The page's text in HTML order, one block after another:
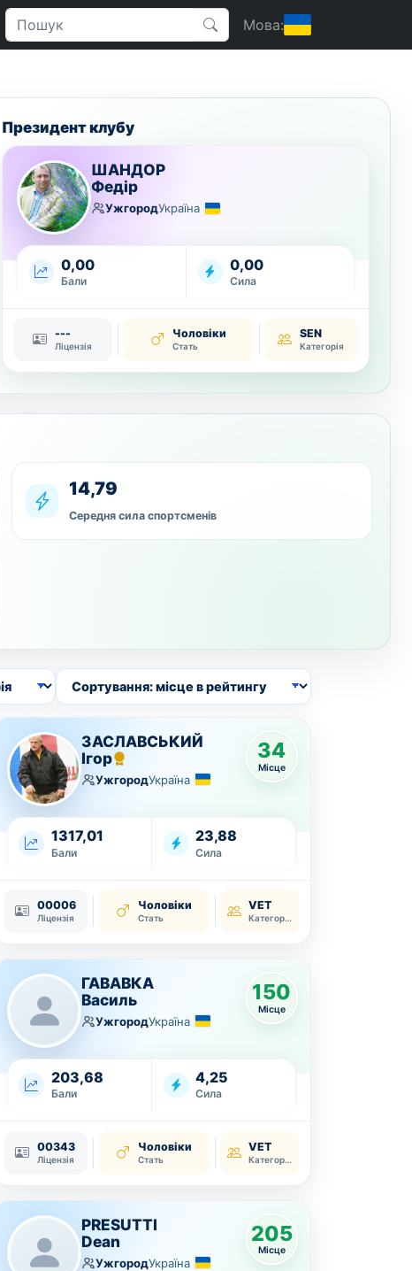
Мова:
Президент клубу
ШАНДОР
Федір
УжгородУкраїна
0,00
Бали
0,00
Сила
---
Ліцензія
Чоловіки
Стать
SEN
Категорія
14,79
Середня сила спортсменів
Сортування спортсменів
ЗАСЛАВСЬКИЙ
Ігор
УжгородУкраїна
34
Місце
1317,01
Бали
23,88
Сила
00006
Ліцензія
Чоловіки
Стать
VET
Категорія
ГАВАВКА
Василь
УжгородУкраїна
150
Місце
203,68
Бали
4,25
Сила
00343
Ліцензія
Чоловіки
Стать
VET
Категорія
PRESUTTI
Dean
УжгородУкраїна
205
Місце